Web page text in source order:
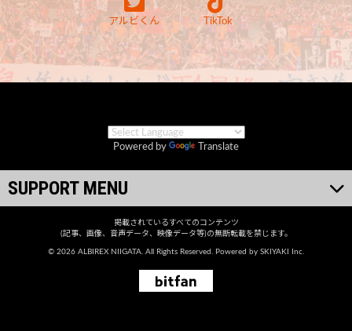
アルビくん TikTok
Powered by Translate
SUPPORT MENU
掲載されているすべてのコンテンツ
(記事、画像、音声データ、映像データ等)の無断転載を禁じます。
© 2026 ALBIREX NIIGATA. All Rights Reserved. Powered by SKIYAKI Inc.